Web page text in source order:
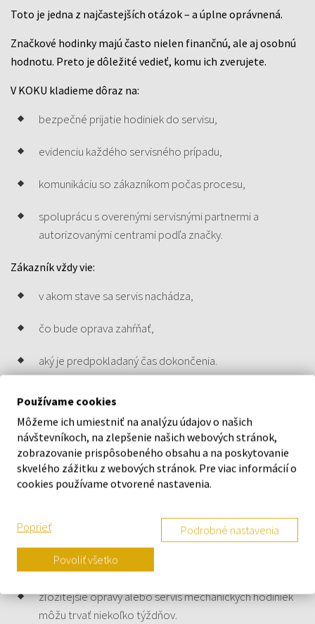
Toto je jedna z najčastejších otázok – a úplne oprávnená.
Značkové hodinky majú často nielen finančnú, ale aj osobnú
hodnotu. Preto je dôležité vedieť, komu ich zverujete.
V KOKU kladieme dôraz na:
bezpečné prijatie hodiniek do servisu,
evidenciu každého servisného prípadu,
komunikáciu so zákazníkom počas procesu,
spoluprácu s overenými servisnými partnermi a
autorizovanými centrami podľa značky.
Zákazník vždy vie:
v akom stave sa servis nachádza,
čo bude oprava zahŕňať,
aký je predpokladaný čas dokončenia.
Ako dlho trvá servis
hodiniek?
Dĺžka servisu závisí od typu opravy a dostupnosti náhradných
dielov.
jednoduché úkony (napríklad výmena batérie) môžu byť
hotové v priebehu niekoľkých dní,
zložitejšie opravy alebo servis mechanických hodiniek
môžu trvať niekoľko týždňov.
Používame cookies
Môžeme ich umiestniť na analýzu údajov o našich
návštevníkoch, na zlepšenie našich webových stránok,
zobrazovanie prispôsobeného obsahu a na poskytovanie
skvelého zážitku z webových stránok. Pre viac informácií o
cookies používame otvorené nastavenia.
Poprieť Podrobné nastavenia
Povoliť všetko